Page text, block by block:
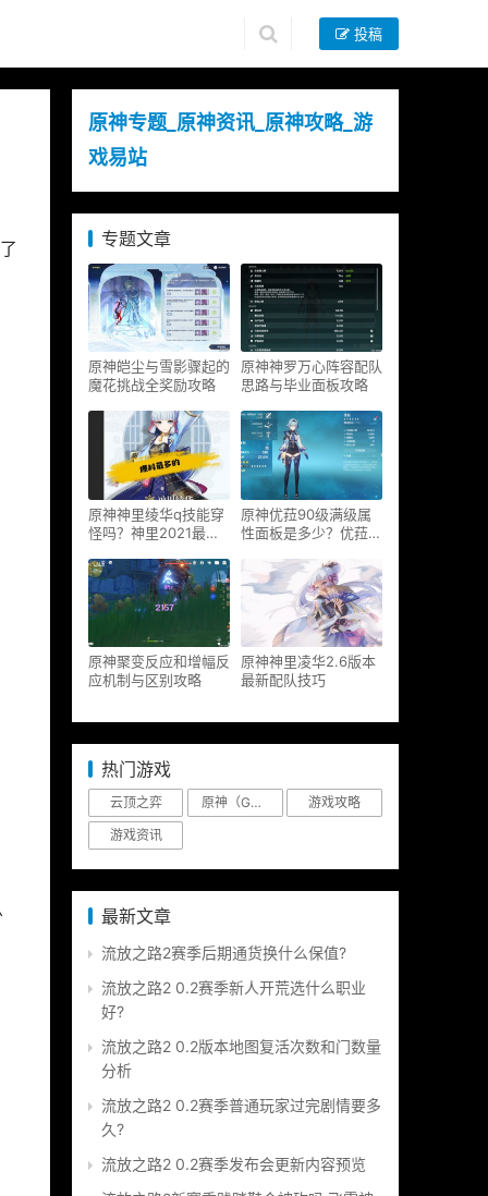
投稿
原神专题_原神资讯_原神攻略_游
戏易站
专题文章
原神皑尘与雪影骤起的
魔花挑战全奖励攻略
原神神罗万心阵容配队
思路与毕业面板攻略
原神神里绫华q技能穿
怪吗？神里2021最新
原神优菈90级满级属
性面板是多少？优菈大
原神聚变反应和增幅反
应机制与区别攻略
原神神里凌华2.6版本
最新配队技巧
热门游戏
云顶之弈 原神（Genshin Impact）
游戏攻略
游戏资讯
最新文章
流放之路2赛季后期通货换什么保值?
流放之路2 0.2赛季新人开荒选什么职业
好?
流放之路2 0.2版本地图复活次数和门数量
分析
流放之路2 0.2赛季普通玩家过完剧情要多
久?
流放之路2 0.2赛季发布会更新内容预览